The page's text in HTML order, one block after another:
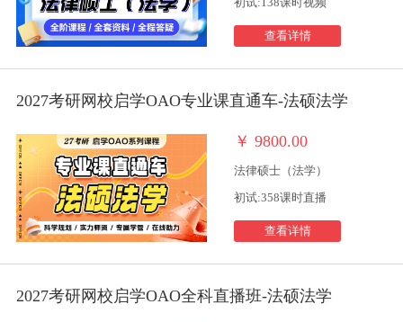
查看详情
2027考研网校启学OAO专业课直通车-法硕法学
￥ 9800.00
法律硕士（法学）
初试:358课时直播
查看详情
2027考研网校启学OAO全科直播班-法硕法学